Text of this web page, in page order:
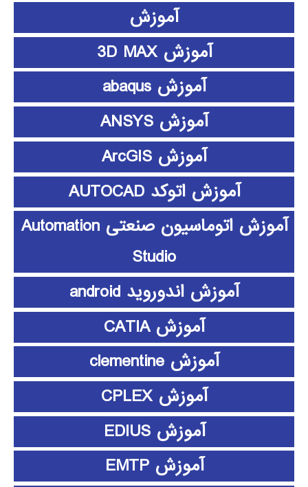
آموزش
آموزش 3D MAX
آموزش abaqus
آموزش ANSYS
آموزش ArcGIS
آموزش اتوکد AUTOCAD
آموزش اتوماسیون صنعتی Automation
Studio
آموزش اندوروید android
آموزش CATIA
آموزش clementine
آموزش CPLEX
آموزش EDIUS
آموزش EMTP